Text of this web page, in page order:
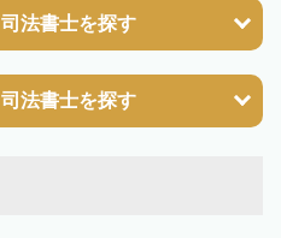
司法書士を探す
司法書士を探す